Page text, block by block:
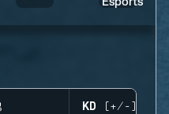
KD (+/-)